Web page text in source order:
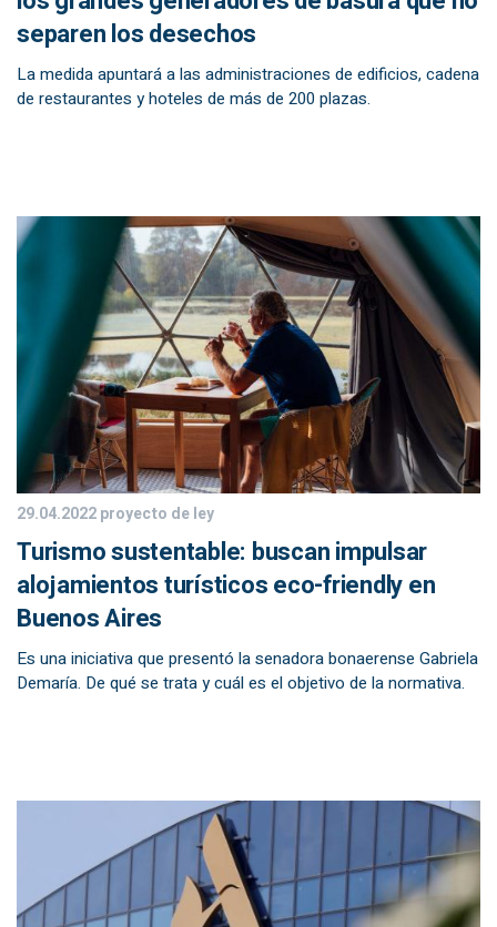
separen los desechos
La medida apuntará a las administraciones de edificios, cadena
de restaurantes y hoteles de más de 200 plazas.
29.04.2022proyecto de ley
Turismo sustentable: buscan impulsar
alojamientos turísticos eco-friendly en
Buenos Aires
Es una iniciativa que presentó la senadora bonaerense Gabriela
Demaría. De qué se trata y cuál es el objetivo de la normativa.